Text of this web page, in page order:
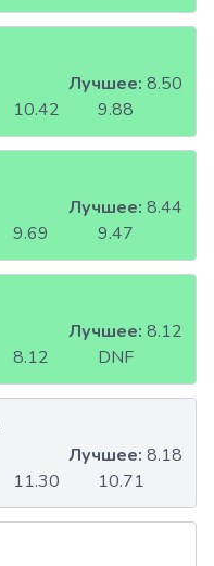
10.42 9.88
Лучшее: 8.50
9.69 9.47
Лучшее: 8.44
8.12 DNF
Лучшее: 8.12
11.30 10.71
Лучшее: 8.18